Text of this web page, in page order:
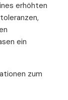
erhöhten
ein
zum